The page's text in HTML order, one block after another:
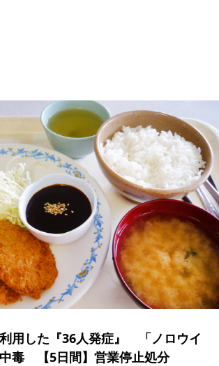
用した『36人発症』 「ノロウイ
毒 【5日間】営業停止処分